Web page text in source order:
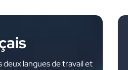
langues de travail et